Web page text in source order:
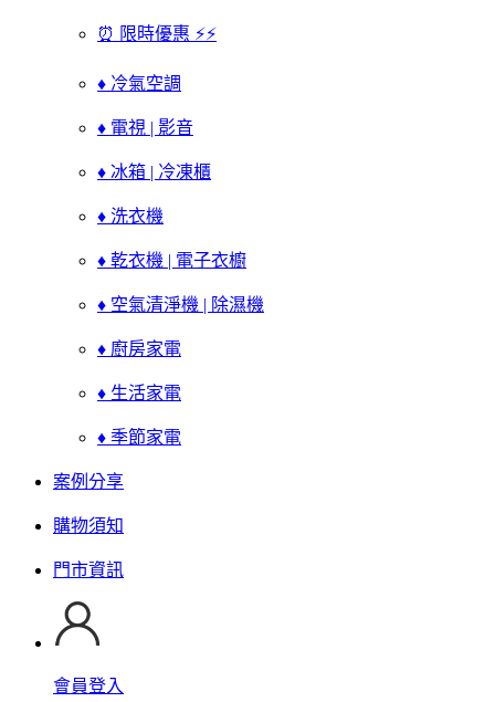
⏰ 限時優惠 ⚡⚡
♦ 冷氣空調
♦ 電視 | 影音
♦ 冰箱 | 冷凍櫃
♦ 洗衣機
♦ 乾衣機 | 電子衣櫥
♦ 空氣清淨機 | 除濕機
♦ 廚房家電
♦ 生活家電
♦ 季節家電
案例分享
購物須知
門市資訊
會員登入